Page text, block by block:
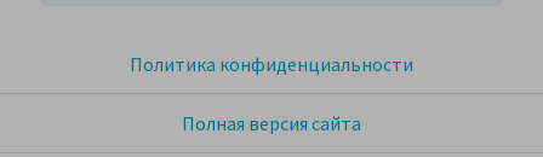
Политика конфиденциальности
Полная версия сайта